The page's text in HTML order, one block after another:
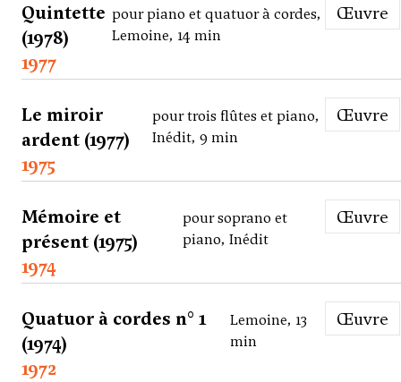
Quintette
(1978)
pour piano et quatuor à cordes,
Lemoine, 14 min
Œuvre
1977
Le miroir
ardent (1977)
pour trois flûtes et piano,
Inédit, 9 min
Œuvre
1975
Mémoire et
présent (1975)
pour soprano et
piano, Inédit
Œuvre
1974
Quatuor à cordes n° 1
(1974)
Lemoine, 13
min
Œuvre
1972